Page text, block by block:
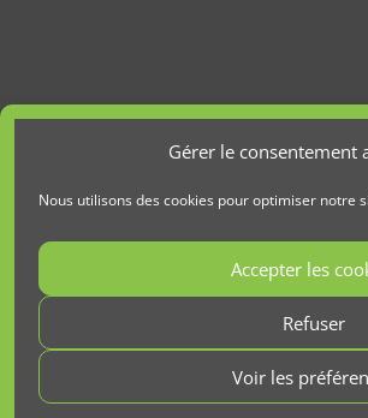
Gérer le consentement
Nous utilisons des cookies pour optimiser notre
Accepter les
Refuser
Voir les